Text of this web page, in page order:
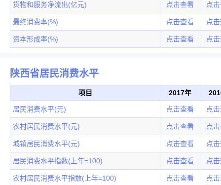
货物和服务净流出(亿元) 点击查看 点
最终消费率(%) 点击查看 点
资本形成率(%) 点击查看 点
陕西省居民消费水平
项目 2017年
居民消费水平(元) 点击查看 点
农村居民消费水平(元) 点击查看 点
城镇居民消费水平(元) 点击查看 点
居民消费水平指数(上年=100) 点击查看 点
农村居民消费水平指数(上年=100) 点击查看 点